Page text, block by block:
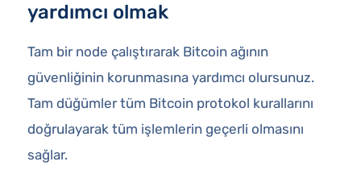
yardımcı olmak
Tam bir node çalıştırarak Bitcoin ağının
güvenliğinin korunmasına yardımcı olursunuz.
Tam düğümler tüm Bitcoin protokol kurallarını
doğrulayarak tüm işlemlerin geçerli olmasını
sağlar.